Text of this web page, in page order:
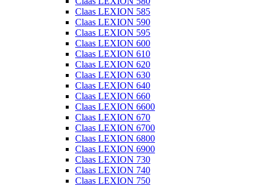
Claas LEXION 585
Claas LEXION 590
Claas LEXION 595
Claas LEXION 600
Claas LEXION 610
Claas LEXION 620
Claas LEXION 630
Claas LEXION 640
Claas LEXION 660
Claas LEXION 6600
Claas LEXION 670
Claas LEXION 6700
Claas LEXION 6800
Claas LEXION 6900
Claas LEXION 730
Claas LEXION 740
Claas LEXION 750